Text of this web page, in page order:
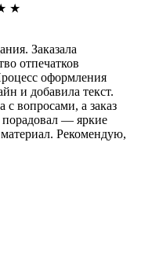
★
Заказала
отпечатков
оформления
и добавила текст.
вопросами, а заказ
порадовал — яркие
Рекомендую,